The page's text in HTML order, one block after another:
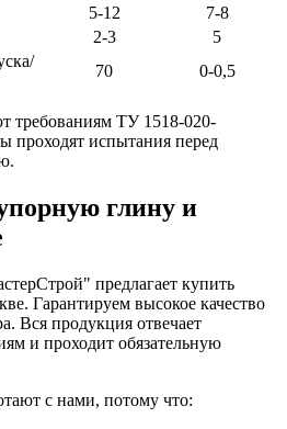
5-12
7-8
2-3
5
70 0-0,5
требованиям ТУ 1518-020-
проходят испытания перед
глину и
предлагает купить
Гарантируем высокое качество
Вся продукция отвечает
и проходит обязательную
с нами, потому что: